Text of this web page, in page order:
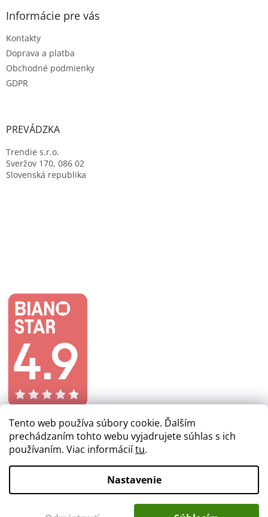
Tento web používa súbory cookie. Ďalším
prechádzaním tohto webu vyjadrujete súhlas s ich
používaním. Viac informáciítu.
Nastavenie
Informácie pre vás
Kontakty
Doprava a platba
Obchodné podmienky
GDPR
PREVÁDZKA
Trendie s.r.o.
Sveržov 170, 086 02
Slovenská republika
lacnezlaby.sk. Všetky práva vyhradené.